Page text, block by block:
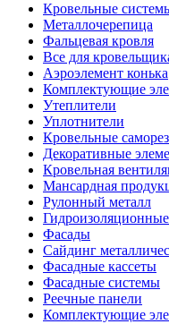
Кровельные
Металлочерепица
Фальцевая кровля
Все для
Аэроэлемент конька
Комплектующие
Утеплители
Уплотнители
Кровельные
Декоративные
Кровельная
Мансардная
Рулонный металл
Фасады
Сайдинг
Фасадные кассеты
Фасадные системы
Реечные панели
Комплектующие